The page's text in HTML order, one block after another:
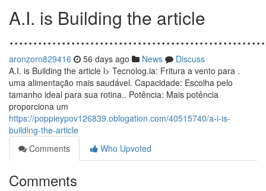
A.I. is Building the article
aronzorn829416 56 days ago News
Discuss
A.I. is Building the article l> Tecnolog.ia: Fritura a vento para .
uma alimentação mais saudável. Capacidade: Escolha pelo
tamanho ideal para sua rotina.. Potência: Mais potência
proporciona um
https://poppieypov126839.oblogation.com/40515740/a-i-is-
building-the-article
Comments
Who Upvoted
Comments